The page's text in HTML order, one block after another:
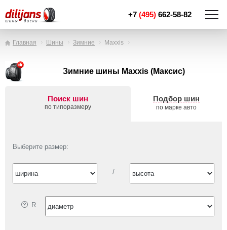
+7 (495) 662-58-82
Главная Шины Зимние Maxxis
Зимние шины Maxxis (Максис)
Поиск шин
по типоразмеру
Подбор шин
по марке авто
Выберите размер:
/
R